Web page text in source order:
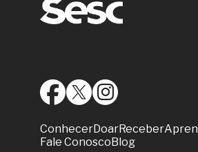
ConhecerDoarReceber
Fale ConoscoBlog